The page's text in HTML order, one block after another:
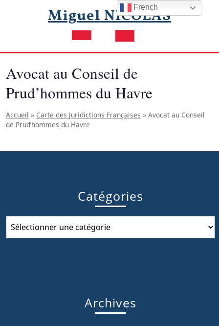
Miguel NICOLAS
Open
Avocat au Conseil de
Prud’hommes du Havre
Accueil » Carte des Juridictions Françaises » Avocat au Conseil
de Prud’hommes du Havre
Catégories
Catégories
Archives
French